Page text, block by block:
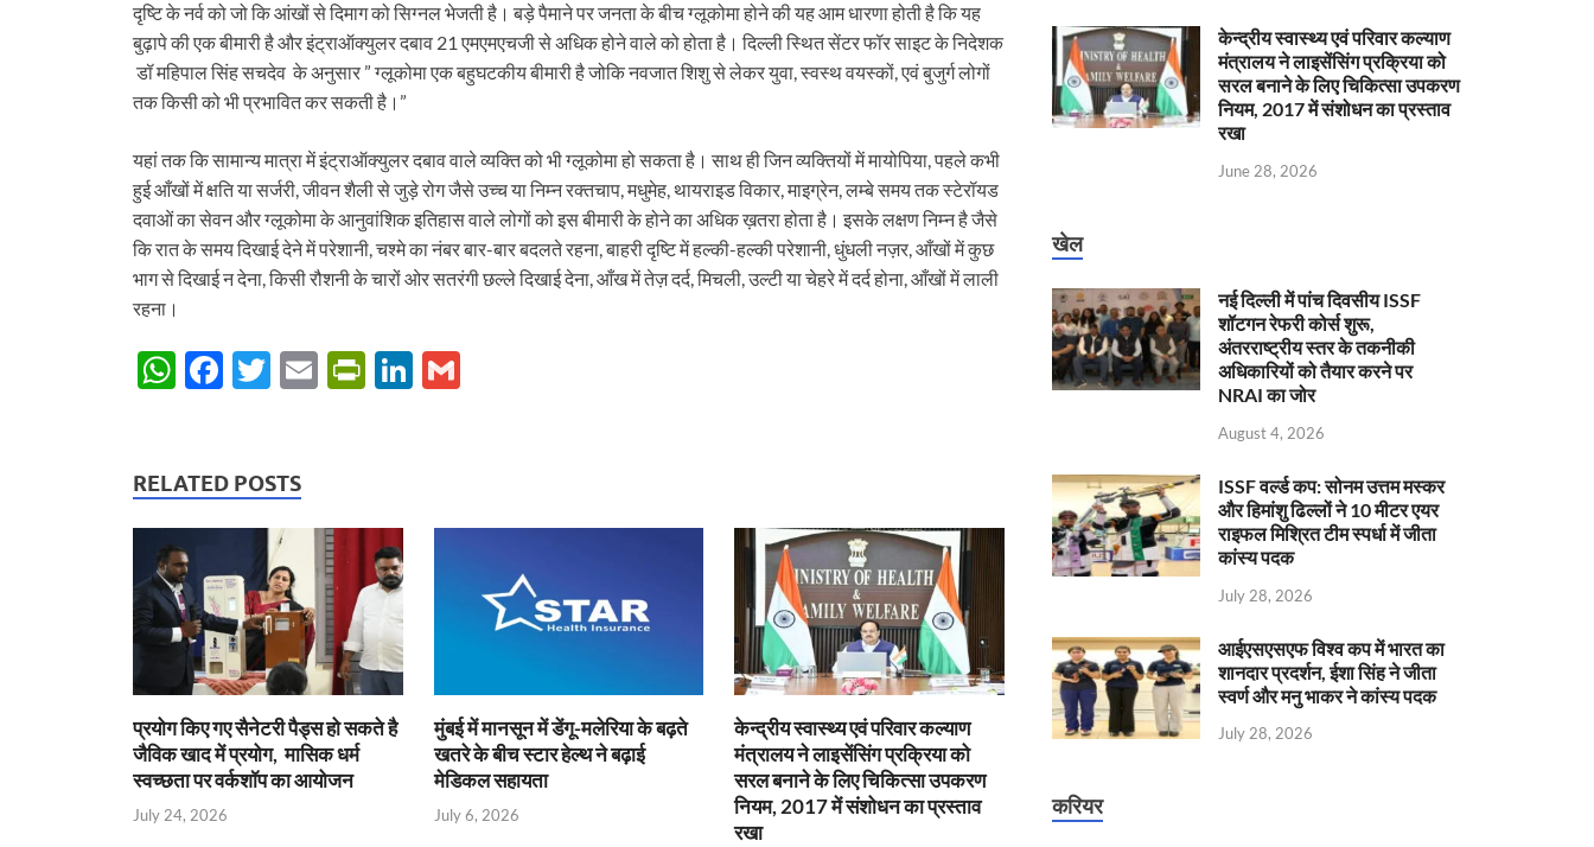
दृष्टि के नर्व को जो कि आंखों से दिमाग को सिग्नल भेजती है। बड़े पैमाने पर जनता के बीच ग्लूकोमा होने की यह आम धारणा होती है कि यह
बुढ़ापे की एक बीमारी है और इंट्राऑक्युलर दबाव 21 एमएमएचजी से अधिक होने वाले को होता है। दिल्ली स्थित सेंटर फॉर साइट के निदेशक
डॉ महिपाल सिंह सचदेव के अनुसार ” ग्लूकोमा एक बहुघटकीय बीमारी है जोकि नवजात शिशु से लेकर युवा, स्वस्थ वयस्कों, एवं बुजुर्ग लोगों
तक किसी को भी प्रभावित कर सकती है।”
यहां तक कि सामान्य मात्रा में इंट्राऑक्युलर दबाव वाले व्यक्ति को भी ग्लूकोमा हो सकता है। साथ ही जिन व्यक्तियों में मायोपिया, पहले कभी
हुई आँखों में क्षति या सर्जरी, जीवन शैली से जुड़े रोग जैसे उच्च या निम्न रक्तचाप, मधुमेह, थायराइड विकार, माइग्रेन, लम्बे समय तक स्टेरॉयड
दवाओं का सेवन और ग्लूकोमा के आनुवांशिक इतिहास वाले लोगों को इस बीमारी के होने का अधिक ख़तरा होता है। इसके लक्षण निम्न है जैसे
कि रात के समय दिखाई देने में परेशानी, चश्मे का नंबर बार-बार बदलते रहना, बाहरी दृष्टि में हल्की-हल्की परेशानी, धुंधली नज़र, आँखों में कुछ
भाग से दिखाई न देना, किसी रौशनी के चारों ओर सतरंगी छल्ले दिखाई देना, आँख में तेज़ दर्द, मिचली, उल्टी या चेहरे में दर्द होना, आँखों में लाली
रहना।
W
s
A
p
p
F
b
o
k
T
er
E
P
ie
n
dl
y
Li
dI
RELATED POSTS
प्रयोग किए गए सैनेटरी पैड्स हो सकते है
जैविक खाद में प्रयोग, मासिक धर्म
स्वच्छता पर वर्कशॉप का आयोजन
July 24, 2026
मुंबई में मानसून में डेंगू-मलेरिया के बढ़ते
खतरे के बीच स्टार हेल्थ ने बढ़ाई
मेडिकल सहायता
July 6, 2026
केन्‍द्रीय स्वास्थ्य एवं परिवार कल्याण
मंत्रालय ने लाइसेंसिंग प्रक्रिया को
सरल बनाने के लिए चिकित्सा उपकरण
नियम, 2017 में संशोधन का प्रस्ताव
रखा
केन्‍द्रीय स्वास्थ्य एवं परिवार कल्याण
मंत्रालय ने लाइसेंसिंग प्रक्रिया को
सरल बनाने के लिए चिकित्सा उपकरण
नियम, 2017 में संशोधन का प्रस्ताव
रखा
June 28, 2026
खेल
नई दिल्ली में पांच दिवसीय ISSF
शॉटगन रेफरी कोर्स शुरू,
अंतरराष्ट्रीय स्तर के तकनीकी
अधिकारियों को तैयार करने पर
NRAI का जोर
August 4, 2026
ISSF वर्ल्ड कप: सोनम उत्तम मस्कर
और हिमांशु ढिल्लों ने 10 मीटर एयर
राइफल मिश्रित टीम स्पर्धा में जीता
कांस्य पदक
July 28, 2026
आईएसएसएफ विश्व कप में भारत का
शानदार प्रदर्शन, ईशा सिंह ने जीता
स्वर्ण और मनु भाकर ने कांस्य पदक
July 28, 2026
करियर